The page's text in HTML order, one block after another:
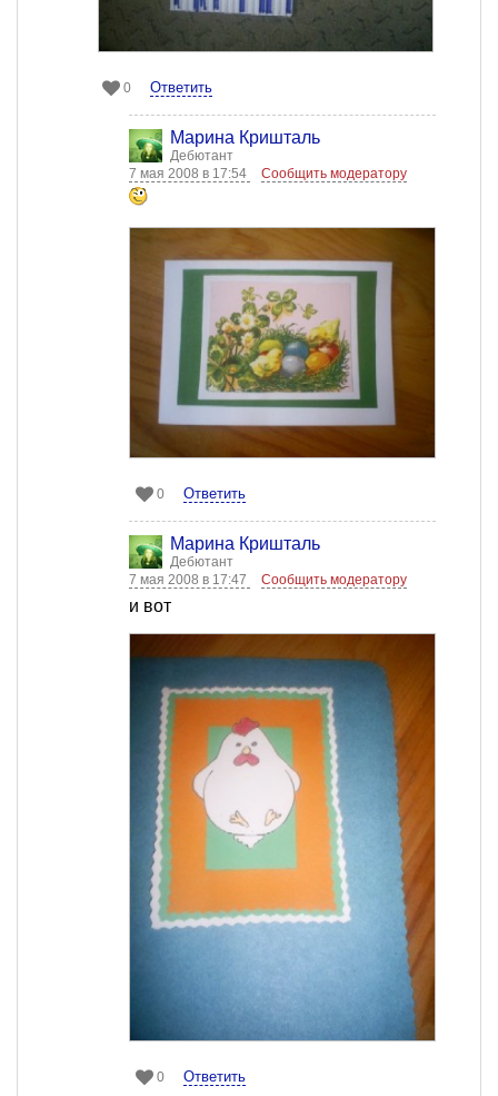
0 Ответить
Марина Кришталь
Дебютант
7 мая 2008 в 17:54
Сообщить модератору
0 Ответить
Марина Кришталь
Дебютант
7 мая 2008 в 17:47
Сообщить модератору
и вот
0 Ответить